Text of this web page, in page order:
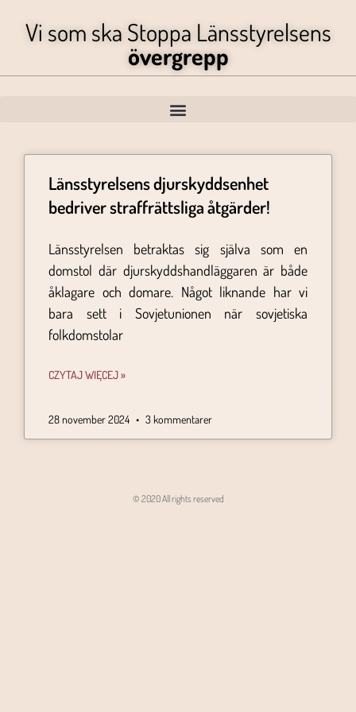
Vi som ska Stoppa Länsstyrelsens
övergrepp
Länsstyrelsens djurskyddsenhet
bedriver straffrättsliga åtgärder!
Länsstyrelsen betraktas sig själva som en
domstol där djurskyddshandläggaren är både
åklagare och domare. Något liknande har vi
bara sett i Sovjetunionen när sovjetiska
folkdomstolar
CZYTAJ WIĘCEJ »
28 november 2024 3 kommentarer
© 2020 All rights reserved